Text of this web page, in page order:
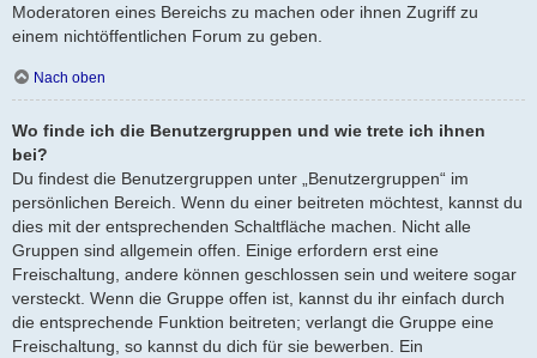
Moderatoren eines Bereichs zu machen oder ihnen Zugriff zu
einem nichtöffentlichen Forum zu geben.
Nach oben
Wo finde ich die Benutzergruppen und wie trete ich ihnen
bei?
Du findest die Benutzergruppen unter „Benutzergruppen“ im
persönlichen Bereich. Wenn du einer beitreten möchtest, kannst du
dies mit der entsprechenden Schaltfläche machen. Nicht alle
Gruppen sind allgemein offen. Einige erfordern erst eine
Freischaltung, andere können geschlossen sein und weitere sogar
versteckt. Wenn die Gruppe offen ist, kannst du ihr einfach durch
die entsprechende Funktion beitreten; verlangt die Gruppe eine
Freischaltung, so kannst du dich für sie bewerben. Ein